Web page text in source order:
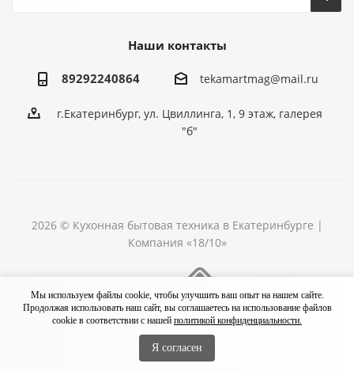
Наши контакты
89292240864 tekamartmag@mail.ru
г.Екатеринбург, ул. Цвиллинга, 1, 9 этаж, галерея
"б"
2026 © Кухонная бытовая техника в Екатеринбурге |
Компания «18/10»
Мы используем файлы cookie, чтобы улучшить ваш опыт на нашем сайте.
Продолжая использовать наш сайт, вы соглашаетесь на использование файлов
cookie в соответствии с нашей политикой конфиденциальности.
Я согласен